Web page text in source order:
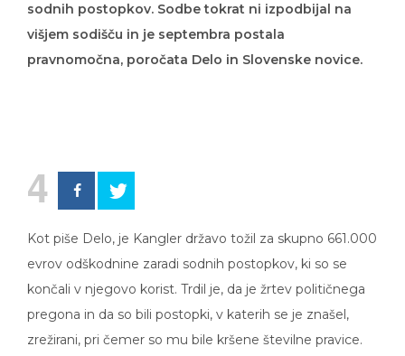
sodnih postopkov. Sodbe tokrat ni izpodbijal na
višjem sodišču in je septembra postala
pravnomočna, poročata Delo in Slovenske novice.
4
Kot piše Delo, je Kangler državo tožil za skupno 661.000
evrov odškodnine zaradi sodnih postopkov, ki so se
končali v njegovo korist. Trdil je, da je žrtev političnega
pregona in da so bili postopki, v katerih se je znašel,
zrežirani, pri čemer so mu bile kršene številne pravice.